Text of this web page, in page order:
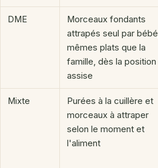
DME
Morceaux fondants
attrapés seul par bébé,
mêmes plats que la
famille, dès la position
assise
Mixte
Purées à la cuillère et
morceaux à attraper
selon le moment et
l'aliment